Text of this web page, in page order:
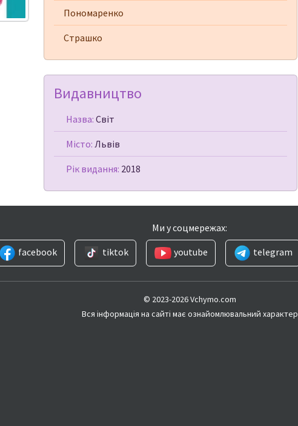
Пономаренко
Страшко
Видавництво
Назва: Світ
Місто: Львів
Рік видання: 2018
Ми у соцмережах:
facebook
tiktok youtube telegram
© 2023-2026 Vchymo.com
Вся інформація на сайті має ознайомлювальний характер